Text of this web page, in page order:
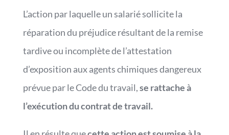
L’action par laquelle un salarié sollicite la
réparation du préjudice résultant de la remise
tardive ou incomplète de l’attestation
d’exposition aux agents chimiques dangereux
prévue par le Code du travail,se rattache à
l’exécution du contrat de travail.